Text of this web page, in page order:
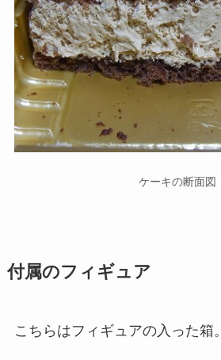
ケーキの断面図
付属のフィギュア
こちらはフィギュアの入った箱。